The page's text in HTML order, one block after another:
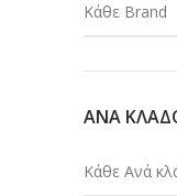
Κάθε Brand
ΑΝΑ
Κάθε Ανά